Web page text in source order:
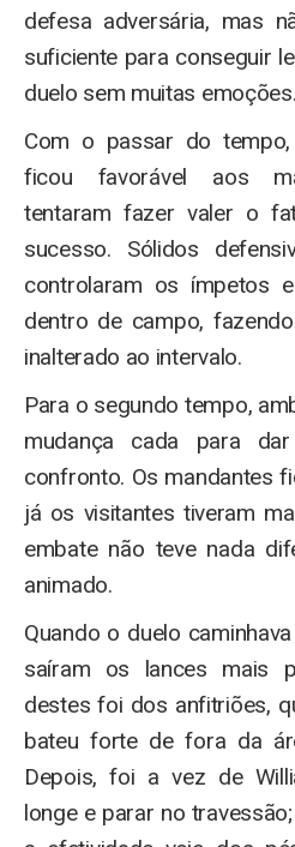
defesa adversária, mas
suficiente para conseguir
duelo sem muitas emoções.
Com o passar do
ficou favorável aos
tentaram fazer valer o
sucesso. Sólidos
controlaram os ímpetos
dentro de campo,
inalterado ao intervalo.
Para o segundo tempo,
mudança cada para
confronto. Os mandantes
já os visitantes tiveram
embate não teve nada
animado.
Quando o duelo
saíram os lances mais
destes foi dos anfitriões,
bateu forte de fora da
Depois, foi a vez de
longe e parar no